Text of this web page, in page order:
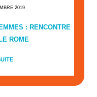
2019
: RENCONTRE
ROME